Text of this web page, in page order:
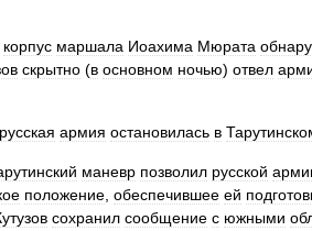
корпус маршала Иоахима Мюрата
скрытно (в основном ночью) отвел
русская армия остановилась в
маневр позволил русской
положение обеспечившее ей
сохранил сообщение с южными